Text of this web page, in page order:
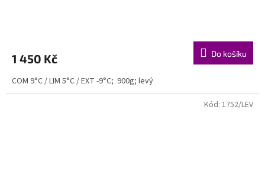
1 450 Kč Do košíku
COM 9°C / LIM 5°C / EXT -9°C; 900g; levý
Kód: 1752/LEV